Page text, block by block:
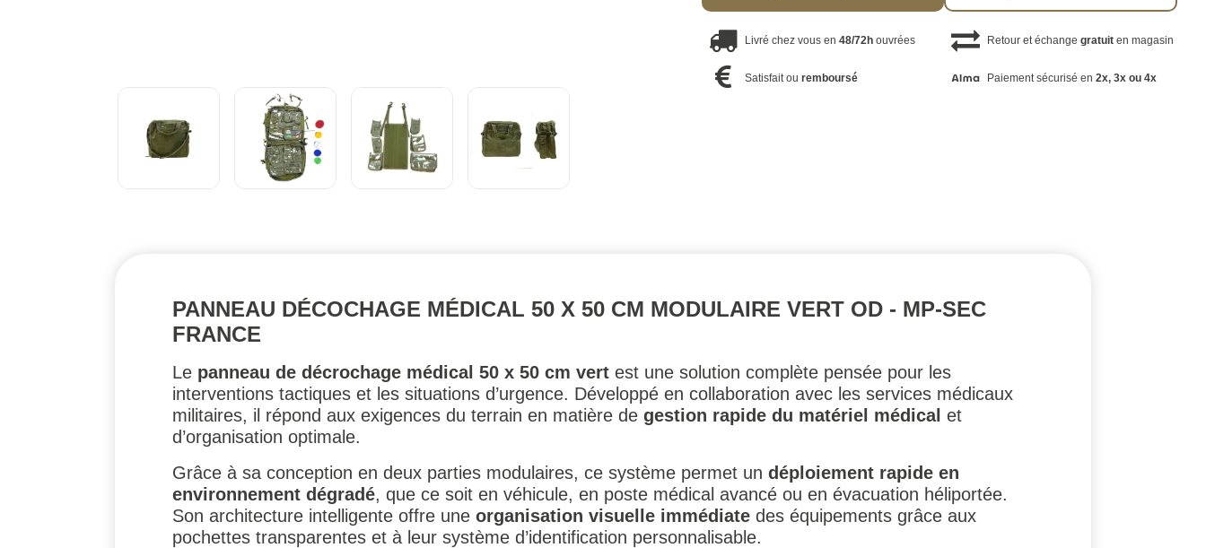
Livré chez vous en48/72h ouvrées Retour et échange gratuiten magasin
Satisfait ouremboursé Paiement sécurisé en 2x, 3x ou 4x
PANNEAU DÉCOCHAGE MÉDICAL 50 X 50 CM MODULAIRE VERT OD - MP-SEC
FRANCE
Le panneau de décrochage médical 50 x 50 cm vert est une solution complète pensée pour les
interventions tactiques et les situations d’urgence. Développé en collaboration avec les services médicaux
militaires, il répond aux exigences du terrain en matière de gestion rapide du matériel médical et
d’organisation optimale.
Grâce à sa conception en deux parties modulaires, ce système permet un déploiement rapide en
environnement dégradé, que ce soit en véhicule, en poste médical avancé ou en évacuation héliportée.
Son architecture intelligente offre une organisation visuelle immédiate des équipements grâce aux
pochettes transparentes et à leur système d’identification personnalisable.